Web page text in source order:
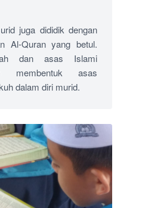
juga dididik dengan
Al-Quran yang betul.
dan asas Islami
membentuk asas
dalam diri murid.